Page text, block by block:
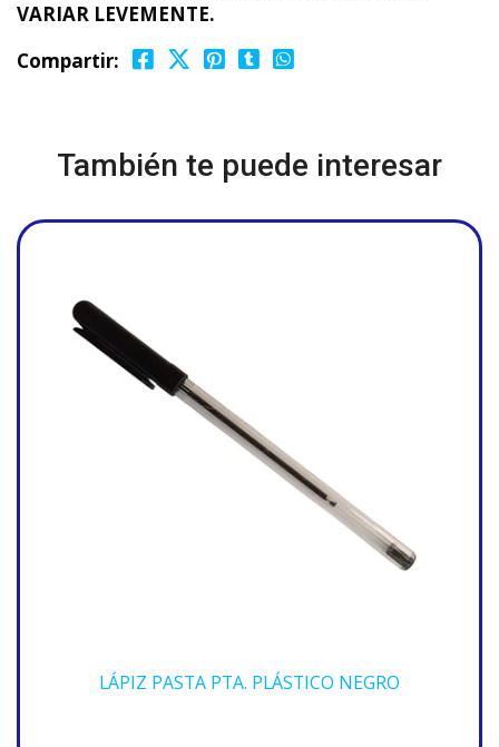
VARIAR LEVEMENTE.
Compartir:
También te puede interesar
LÁPIZ PASTA PTA. PLÁSTICO NEGRO